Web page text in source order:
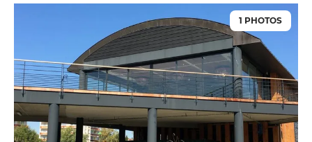
1 PHOTOS